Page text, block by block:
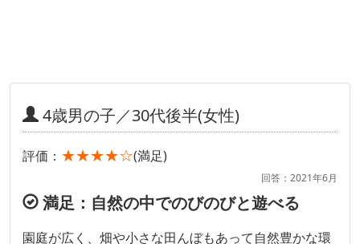
4歳男の子／30代後半(女性)
評価： ★★★★☆(満足)
回答：2021年6月
満足：自然の中でのびのびと遊べる
園庭が広く、畑や小さな田んぼもあって自然豊かな環